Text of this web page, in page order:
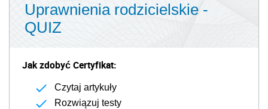
Uprawnienia rodzicielskie -
QUIZ
Jak zdobyć Certyfikat:
Czytaj artykuły
Rozwiązuj testy